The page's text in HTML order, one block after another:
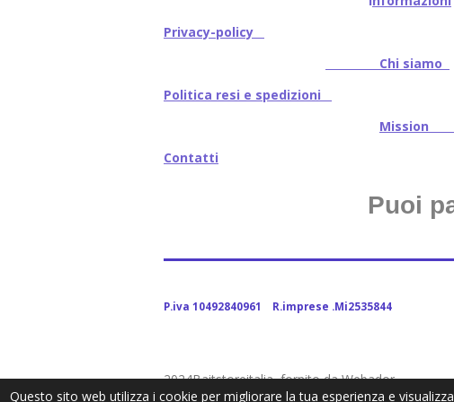
Questo sito web utilizza i cookie per migliorare la tua esperienza e
Privacy-policy
Chi siamo
Politica resi e spedizioni
Mission
Contatti
Puoi
P.iva 10492840961 R.imprese .Mi2535844
2024Baitstoreitalia fornito da Webador